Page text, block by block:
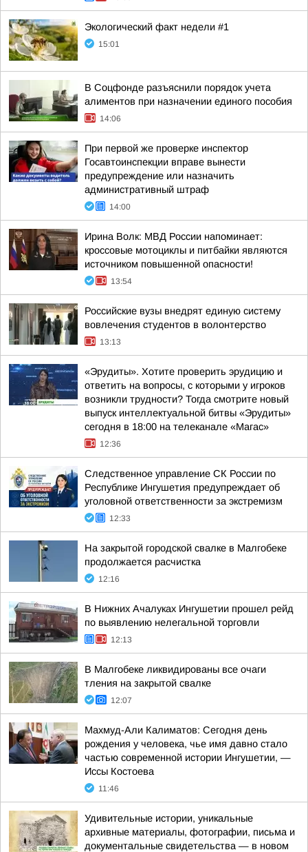
Экологический факт недели #1
15:01
В Соцфонде разъяснили порядок учета
алиментов при назначении единого пособия
14:06
При первой же проверке инспектор
Госавтоинспекции вправе вынести
предупреждение или назначить
административный штраф
14:00
Ирина Волк: МВД России напоминает:
кроссовые мотоциклы и питбайки являются
источником повышенной опасности!
13:54
Российские вузы внедрят единую систему
вовлечения студентов в волонтерство
13:13
«Эрудиты». Хотите проверить эрудицию и
ответить на вопросы, с которыми у игроков
возникли трудности? Тогда смотрите новый
выпуск интеллектуальной битвы «Эрудиты»
сегодня в 18:00 на телеканале «Магас»
12:36
Следственное управление СК России по
Республике Ингушетия предупреждает об
уголовной ответственности за экстремизм
12:33
На закрытой городской свалке в Малгобеке
продолжается расчистка
12:16
В Нижних Ачалуках Ингушетии прошел рейд
по выявлению нелегальной торговли
12:13
В Малгобеке ликвидированы все очаги
тления на закрытой свалке
12:07
Махмуд-Али Калиматов: Сегодня день
рождения у человека, чье имя давно стало
частью современной истории Ингушетии, —
Иссы Костоева
11:46
Удивительные истории, уникальные
архивные материалы, фотографии, письма и
документальные свидетельства — в новом